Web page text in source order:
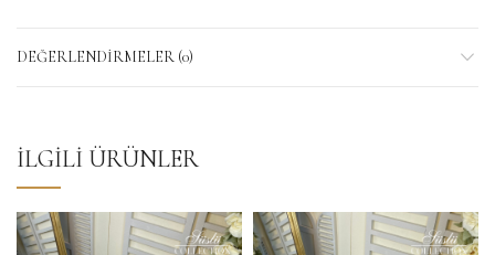
DEĞERLENDIRMELER (0)
İLGILI ÜRÜNLER